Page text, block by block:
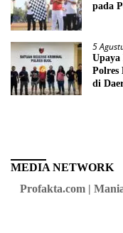
pada
5
Polres
di
MEDIA NETWORK
Profakta.com |